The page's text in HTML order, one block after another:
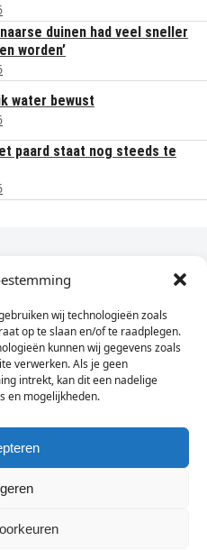
wij technologieën zoals
op te slaan en/of te raadplegen.
kunnen wij gegevens zoals
verwerken. Als je geen
intrekt, kan dit een nadelige
en mogelijkheden.
duinen had veel sneller
worden’
water bewust
paard staat nog steeds te
nieuws in je e-mail?
Up